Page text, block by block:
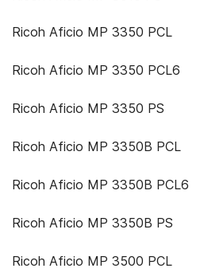
Ricoh Aficio MP 3350 PCL
Ricoh Aficio MP 3350 PCL6
Ricoh Aficio MP 3350 PS
Ricoh Aficio MP 3350B PCL
Ricoh Aficio MP 3350B PCL6
Ricoh Aficio MP 3350B PS
Ricoh Aficio MP 3500 PCL